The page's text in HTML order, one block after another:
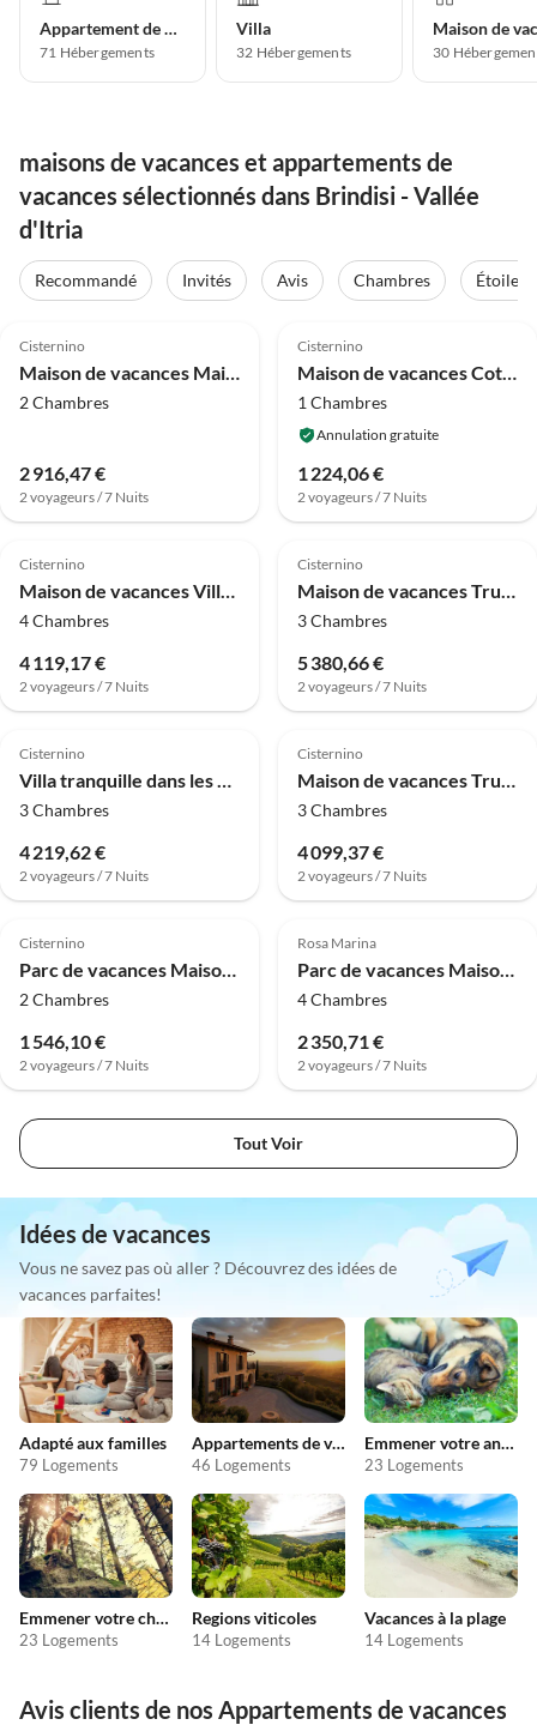
Appartement de vacances
71 Hébergements
Villa
32 Hébergements 30
maisons de vacances et appartements de
vacances sélectionnés dans Brindisi - Vallée
d'Itria
Recommandé Invités Avis Chambres
Étoiles
Cisternino
Maison de vacances Maison à Ostuni avec piscine privée
2 Chambres
2 916,47 €
2 voyageurs / 7 Nuits
Cisternino
Maison de vacances Cottage à Cisternino avec jardin & BBQ
1 Chambres
Annulation gratuite
1 224,06 €
2 voyageurs / 7 Nuits
4.0 (16)
Cisternino
Maison de vacances Villa près de Cisternino avec piscine et verger
4 Chambres
4 119,17 €
2 voyageurs / 7 Nuits
4.0 (15)
Cisternino
Maison de vacances Trullo dans la vallée d'Itria près d'Ostuni
3 Chambres
5 380,66 €
2 voyageurs / 7 Nuits
4.8 (7)
Cisternino
Villa tranquille dans les Pouilles
3 Chambres
4 219,62 €
2 voyageurs / 7 Nuits
4.8 (4)
Cisternino
Maison de vacances Trullo en Puglia avec piscine privée
3 Chambres
4 099,37 €
2 voyageurs / 7 Nuits
4.0 (2)
Cisternino
Parc de vacances Maison de campagne en Apulie près d'Alberobello
2 Chambres
1 546,10 €
2 voyageurs / 7 Nuits
Rosa Marina
Parc de vacances Maison à Ostuni près de Rosa Marina
4 Chambres
2 350,71 €
2 voyageurs / 7 Nuits
Tout Voir
Idées de vacances
Vous ne savez pas où aller ? Découvrez des idées de
vacances parfaites!
Adapté aux familles
79 Logements
Appartements de vacances pas chers
46 Logements
Emmener votre animal en vacances
23 Logements
Emmener votre chien en vacances
23 Logements
Regions viticoles
14 Logements
Vacances à la plage
14 Logements
Avis clients de nos Appartements de vacances